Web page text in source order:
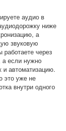
аудио в
ниже
а
звуковую
через
а если нужно
и автоматизацию.
это уже не
внутри одного